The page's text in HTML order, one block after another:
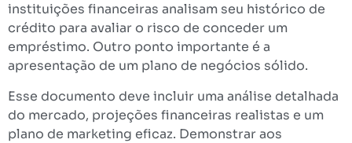
instituições financeiras analisam seu histórico de
crédito para avaliar o risco de conceder um
empréstimo. Outro ponto importante é a
apresentação de um plano de negócios sólido.
Esse documento deve incluir uma análise detalhada
do mercado, projeções financeiras realistas e um
plano de marketing eficaz. Demonstrar aos